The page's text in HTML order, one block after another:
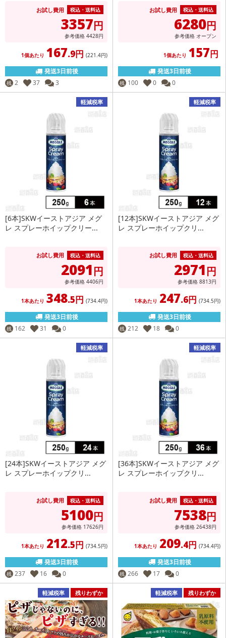
お試し費用 税込・送料込
3357円
参考価格 4428円
1個あたり 167.9円 (221.4円)
発送3日前後
残 2 37 3
お試し費用 税込・送料込
6280円
参考価格 オープン
1個あたり 157円
発送3日前後
残 100 0 0
軽減税率
[6本]SKWイーストアジア メグ
レ スプレーホイップクリー...
お試し費用 税込・送料込
2091円
参考価格 4406円
1本あたり 348.5円 (734.4円)
発送3日前後
残 162 31 0
軽減税率
[12本]SKWイーストアジア メグ
レ スプレーホイップクリ...
お試し費用 税込・送料込
2971円
参考価格 8813円
1本あたり 247.6円 (734.5円)
発送3日前後
残 212 18 0
軽減税率
[24本]SKWイーストアジア メグ
レ スプレーホイップクリ...
お試し費用 税込・送料込
5100円
参考価格 17626円
1本あたり 212.5円 (734.5円)
発送3日前後
残 237 16 0
軽減税率
[36本]SKWイーストアジア メグ
レ スプレーホイップクリ...
お試し費用 税込・送料込
7538円
参考価格 26438円
1本あたり 209.4円 (734.4円)
発送3日前後
残 266 17 0
軽減税率 残りわずか 軽減税率 残りわずか